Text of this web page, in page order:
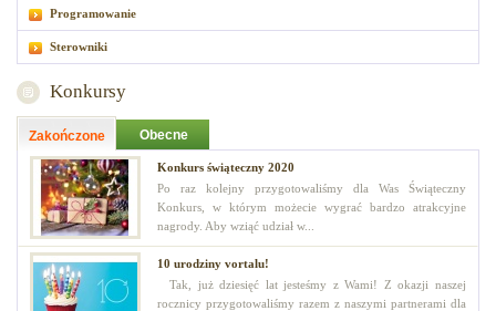
Programowanie
Sterowniki
Konkursy
Zakończone Obecne
Konkurs świąteczny 2020
Po raz kolejny przygotowaliśmy dla Was Świąteczny
Konkurs, w którym możecie wygrać bardzo atrakcyjne
nagrody. Aby wziąć udział w...
10 urodziny vortalu!
Tak, już dziesięć lat jesteśmy z Wami! Z okazji naszej
rocznicy przygotowaliśmy razem z naszymi partnerami dla